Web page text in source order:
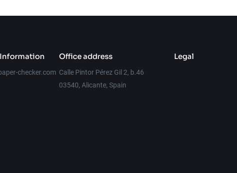
checker.com
Office address
Calle Pintor Pérez Gil 2, b.46
03540, Alicante, Spain
Legal